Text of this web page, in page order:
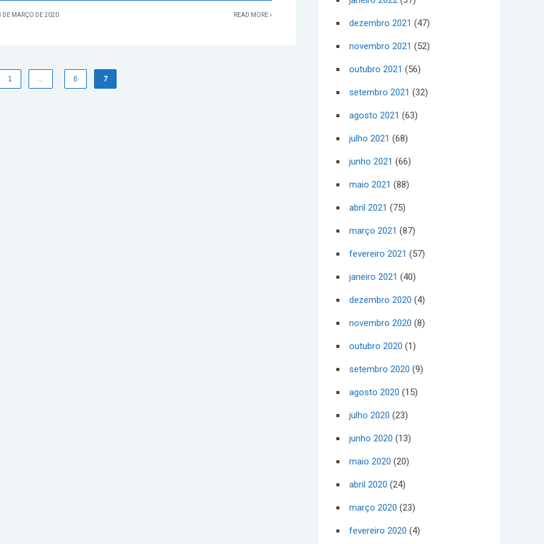
DE MARÇO DE 2020 READ MORE
1 … 6 7
dezembro 2021 (47)
novembro 2021 (52)
outubro 2021 (56)
setembro 2021 (32)
agosto 2021 (63)
julho 2021 (68)
junho 2021 (66)
maio 2021 (88)
abril 2021 (75)
março 2021 (87)
fevereiro 2021 (57)
janeiro 2021 (40)
dezembro 2020 (4)
novembro 2020 (8)
outubro 2020 (1)
setembro 2020 (9)
agosto 2020 (15)
julho 2020 (23)
junho 2020 (13)
maio 2020 (20)
abril 2020 (24)
março 2020 (23)
fevereiro 2020 (4)